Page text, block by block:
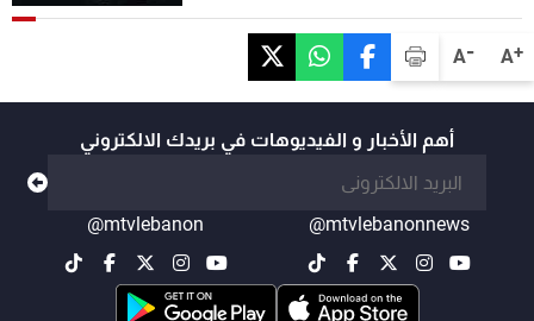
A+
A-
أهم الأخبار و الفيديوهات في بريدك الالكتروني
@mtvlebanonnews
@mtvlebanon